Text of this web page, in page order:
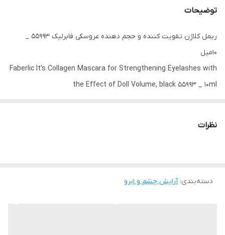
توضیحات
ریمل کلاژن تقویت کننده و حجم دهنده عروسکی فابرلیک 55993 _
۱۰میل
Faberlic It’s Collagen Mascara for Strengthening Eyelashes with
the Effect of Doll Volume, black 55993 _ 10ml
ریمل تقویت کننده مژه با جلوه حجم دهنده "عروسک": چشم ها را از نظر
نظرات
دسته‌بندی:آرایش چشم و ابرو